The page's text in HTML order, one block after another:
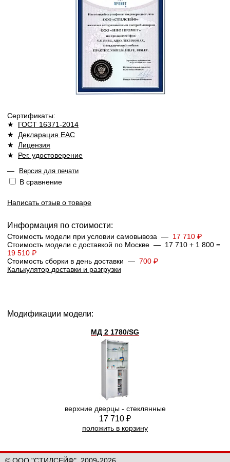
Сертификаты:
★ ГОСТ 16371-2014
★ Декларация ЕАС
★ Лицензия
★ Рег. удостоверение
—
Версия для печати
В сравнение
Написать отзыв о товаре
Информация по стоимости:
Стоимость модели при условии самовывоза — 17 710 ₽
Стоимость модели с доставкой по Москве — 17 710 + 1 800 =
19 510 ₽
Стоимость сборки в день доставки — 700 ₽
Калькулятор доставки и разгрузки
Модификации модели:
МД 2 1780/SG
верхние дверцы - стеклянные
17 710 ₽
положить в корзину